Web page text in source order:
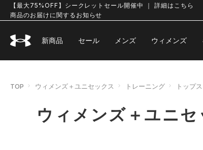
【最大75%OFF】シークレットセール開催中 ｜ 詳細はこちら
商品のお届けに関するお知らせ
新商品 セール メンズ ウィメンズ
TOP ウィメンズ＋ユニセックス トレーニング トップス
ウィメンズ＋ユニ